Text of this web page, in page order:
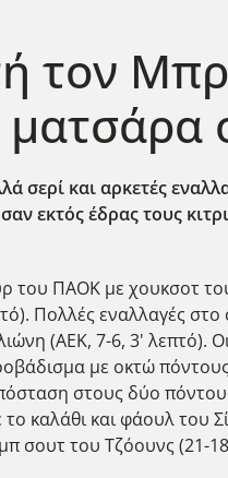
τον
και αρκετές
εκτός έδρας τους
ΠΑΟΚ με χουκσοτ
Πολλές εναλλαγές
(ΑΕΚ, 7-6, 3' λεπτό).
με οκτώ
στους δύο
καλάθι και φάουλ του
σουτ του Τζόουνς